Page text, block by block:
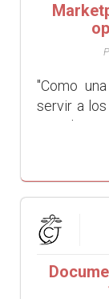
"Como
servir a
nos
inglesa",